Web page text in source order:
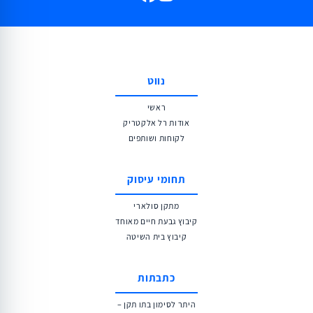
נווט
ראשי
אודות רל אלקטריק
לקוחות ושותפים
תחומי עיסוק
מתקן סולארי
קיבוץ גבעת חיים מאוחד
קיבוץ בית השיטה
כתבתות
היתר לסימון בתו תקן –